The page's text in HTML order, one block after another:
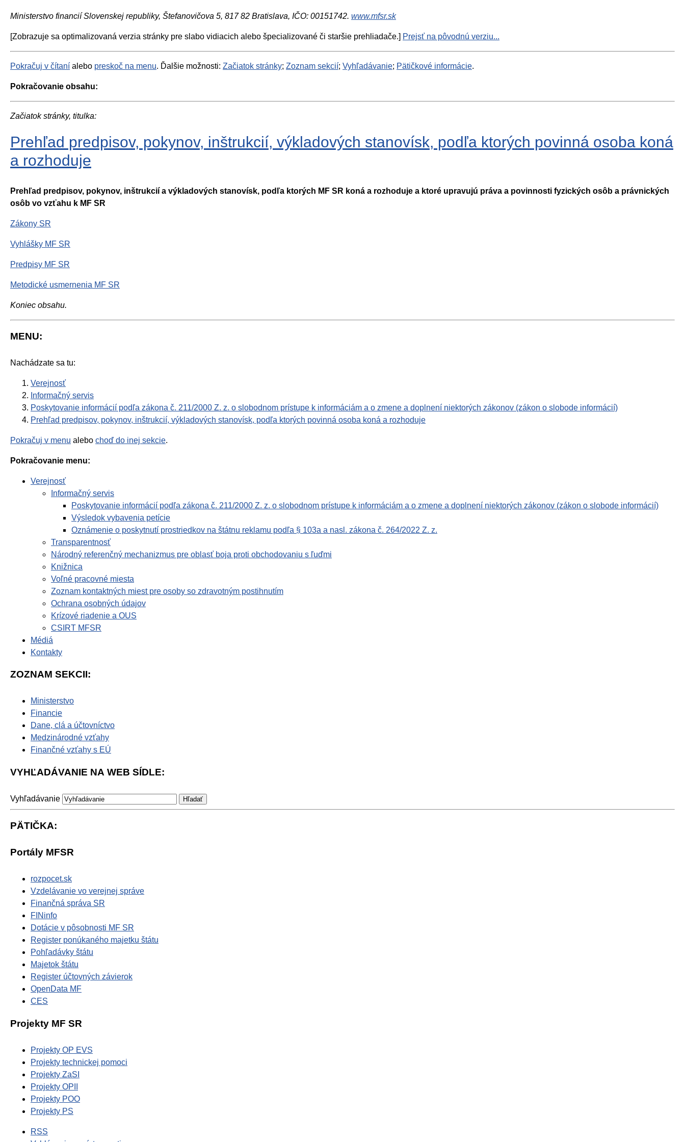
Ministerstvo financií Slovenskej republiky, Štefanovičova 5, 817 82 Bratislava, IČO: 00151742. www.mfsr.sk
[Zobrazuje sa optimalizovaná verzia stránky pre slabo vidiacich alebo špecializované či staršie prehliadače.] Prejsť na pôvodnú verziu...
Pokračuj v čítaní alebo preskoč na menu. Ďalšie možnosti: Začiatok stránky; Zoznam sekcií; Vyhľadávanie; Pätičkové informácie.
Pokračovanie obsahu:
Začiatok stránky, titulka:
Prehľad predpisov, pokynov, inštrukcií, výkladových stanovísk, podľa ktorých povinná osoba koná
a rozhoduje
Prehľad predpisov, pokynov, inštrukcií a výkladových stanovísk, podľa ktorých MF SR koná a rozhoduje a ktoré upravujú práva a povinnosti fyzických osôb a právnických
osôb vo vzťahu k MF SR
Zákony SR
Vyhlášky MF SR
Predpisy MF SR
Metodické usmernenia MF SR
Koniec obsahu.
MENU:
Nachádzate sa tu:
Verejnosť
Informačný servis
Poskytovanie informácií podľa zákona č. 211/2000 Z. z. o slobodnom prístupe k informáciám a o zmene a doplnení niektorých zákonov (zákon o slobode informácií)
Prehľad predpisov, pokynov, inštrukcií, výkladových stanovísk, podľa ktorých povinná osoba koná a rozhoduje
Pokračuj v menu alebo choď do inej sekcie.
Pokračovanie menu:
Verejnosť
Informačný servis
Poskytovanie informácií podľa zákona č. 211/2000 Z. z. o slobodnom prístupe k informáciám a o zmene a doplnení niektorých zákonov (zákon o slobode informácií)
Výsledok vybavenia petície
Oznámenie o poskytnutí prostriedkov na štátnu reklamu podľa § 103a a nasl. zákona č. 264/2022 Z. z.
Transparentnosť
Národný referenčný mechanizmus pre oblasť boja proti obchodovaniu s ľuďmi
Knižnica
Voľné pracovné miesta
Zoznam kontaktných miest pre osoby so zdravotným postihnutím
Ochrana osobných údajov
Krízové riadenie a OUS
CSIRT MFSR
Médiá
Kontakty
ZOZNAM SEKCII:
Ministerstvo
Financie
Dane, clá a účtovníctvo
Medzinárodné vzťahy
Finančné vzťahy s EÚ
VYHĽADÁVANIE NA WEB SÍDLE:
Vyhľadávanie
PÄTIČKA:
Portály MFSR
rozpocet.sk
Vzdelávanie vo verejnej správe
Finančná správa SR
FINinfo
Dotácie v pôsobnosti MF SR
Register ponúkaného majetku štátu
Pohľadávky štátu
Majetok štátu
Register účtovných závierok
OpenData MF
CES
Projekty MF SR
Projekty OP EVS
Projekty technickej pomoci
Projekty ZaSI
Projekty OPII
Projekty POO
Projekty PS
RSS